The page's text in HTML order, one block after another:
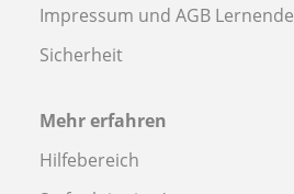
Impressum und AGB Lernende
Sicherheit
Mehr erfahren
Hilfebereich